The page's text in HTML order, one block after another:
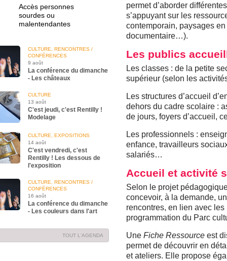
Accès personnes
sourdes ou
malentendantes
CULTURE, RENCONTRES /
CONFÉRENCES
9 août
La conférence du dimanche
- Les châteaux
CULTURE
13 août
C'est jeudi, c'est Rentilly !
Modelage
CULTURE, EXPOSITIONS
14 août
C'est vendredi, c'est
Rentilly ! Les dessous de
l'exposition
CULTURE, RENCONTRES /
CONFÉRENCES
16 août
La conférence du dimanche
- Les couleurs dans l'art
TOUT L'AGENDA
permet d’aborder
s’appuyant sur les
contemporain, paysages
documentaire…).
Les publics
Les classes : de la petite
supérieur (selon les
Les structures d’accueil
dehors du cadre scolaire :
de jours, foyers d’accueil,
Les professionnels :
enfance, travailleurs
salariés…
Accueil et activité
Selon le projet
concevoir, à la demande,
rencontres, en lien avec
programmation du Parc
Une Fiche Ressource est
permet de découvrir en
et ateliers. Elle propose